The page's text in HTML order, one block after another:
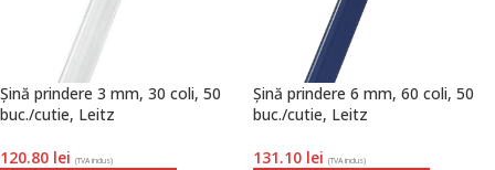
Șină prindere 3 mm, 30 coli, 50
buc./cutie, Leitz
120.80 lei (TVA inclus)
Șină prindere 6 mm, 60 coli, 50
buc./cutie, Leitz
131.10 lei (TVA inclus)